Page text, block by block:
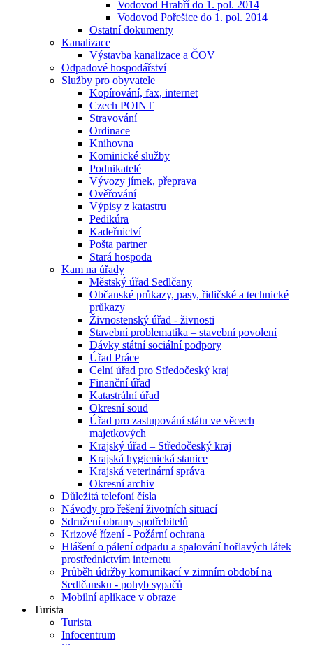
Vodovod Hrabří do 1. pol. 2014
Vodovod Pořešice do 1. pol. 2014
Ostatní dokumenty
Kanalizace
Výstavba kanalizace a ČOV
Odpadové hospodářství
Služby pro obyvatele
Kopírování, fax, internet
Czech POINT
Stravování
Ordinace
Knihovna
Kominické služby
Podnikatelé
Vývozy jímek, přeprava
Ověřování
Výpisy z katastru
Pedikúra
Kadeřnictví
Pošta partner
Stará hospoda
Kam na úřady
Městský úřad Sedlčany
Občanské průkazy, pasy, řidičské a technické
průkazy
Živnostenský úřad - živnosti
Stavební problematika – stavební povolení
Dávky státní sociální podpory
Úřad Práce
Celní úřad pro Středočeský kraj
Finanční úřad
Katastrální úřad
Okresní soud
Úřad pro zastupování státu ve věcech
majetkových
Krajský úřad – Středočeský kraj
Krajská hygienická stanice
Krajská veterinární správa
Okresní archiv
Důležitá telefoní čísla
Návody pro řešení životních situací
Sdružení obrany spotřebitelů
Krizové řízení - Požární ochrana
Hlášení o pálení odpadu a spalování hořlavých látek
prostřednictvím internetu
Průběh údržby komunikací v zimním období na
Sedlčansku - pohyb sypačů
Mobilní aplikace v obraze
Turista
Turista
Infocentrum